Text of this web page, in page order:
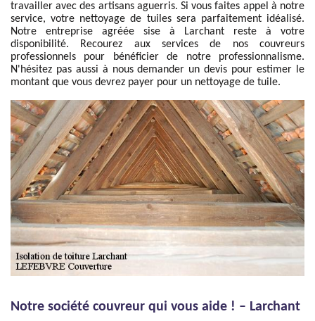
travailler avec des artisans aguerris. Si vous faites appel à notre
service, votre nettoyage de tuiles sera parfaitement idéalisé.
Notre entreprise agréée sise à Larchant reste à votre
disponibilité. Recourez aux services de nos couvreurs
professionnels pour bénéficier de notre professionnalisme.
N'hésitez pas aussi à nous demander un devis pour estimer le
montant que vous devrez payer pour un nettoyage de tuile.
Notre société couvreur qui vous aide ! – Larchant